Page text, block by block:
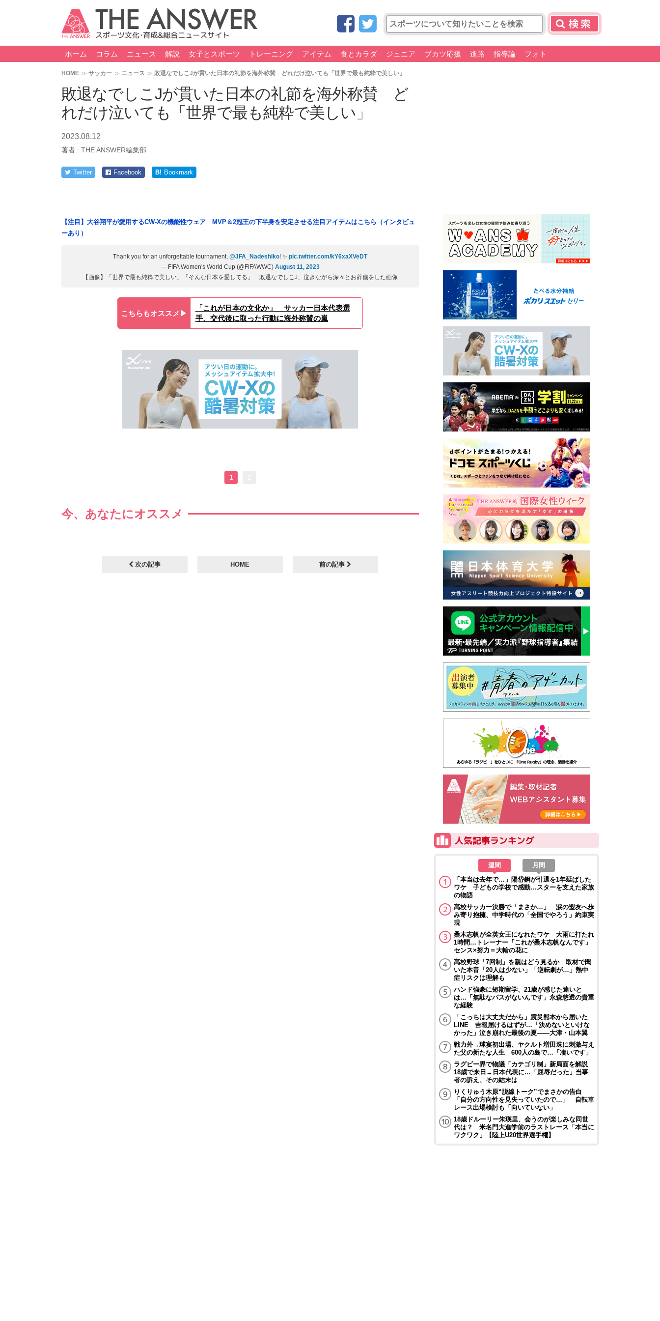
ホーム コラム ニュース 解説 女子とスポーツ トレーニング アイテム 食とカラダ ジュニア ブカツ応援 進路 指導論 フォト
HOME サッカー ニュース 敗退なでしこJが貫いた日本の礼節を海外称賛 どれだけ泣いても「世界で最も純粋で美しい」
敗退なでしこJが貫いた日本の礼節を海外称賛 ど
れだけ泣いても「世界で最も純粋で美しい」
2023.08.12
著者 : THE ANSWER編集部
Twitter Facebook B! Bookmark
【注目】大谷翔平が愛用するCW-Xの機能性ウェア MVP＆2冠王の下半身を安定させる注目アイテムはこちら（インタビュ
ーあり）
Thank you for an unforgettable tournament, @JFA_Nadeshiko! ✨ pic.twitter.com/kY6xaXVeDT
— FIFA Women's World Cup (@FIFAWWC) August 11, 2023
【画像】「世界で最も純粋で美しい」「そんな日本を愛してる」 敗退なでしこJ、泣きながら深々とお辞儀をした画像
こちらもオススメ▶︎
「これが日本の文化か」 サッカー日本代表選
手、交代後に取った行動に海外称賛の嵐
1
今、あなたにオススメ
次の記事 HOME 前の記事
週間
月間
「本当は去年で…」陽岱鋼が引退を1年延ばした
ワケ 子どもの学校で感動…スターを支えた家族
の物語
高校サッカー決勝で「まさか…」 涙の盟友へ歩
み寄り抱擁、中学時代の「全国でやろう」約束実
現
桑木志帆が全英女王になれたワケ 大雨に打たれ
1時間…トレーナー「これが桑木志帆なんです」
センス×努力＝大輪の花に
高校野球「7回制」を親はどう見るか 取材で聞
いた本音「20人は少ない」「逆転劇が…」熱中
症リスクは理解も
ハンド強豪に短期留学、21歳が感じた違いと
は…「無駄なパスがないんです」永森悠透の貴重
な経験
「こっちは大丈夫だから」震災熊本から届いた
LINE 吉報届けるはずが…「決めないといけな
かった」泣き崩れた最後の夏――大津・山本翼
戦力外→球宴初出場、ヤクルト増田珠に刺激与え
た父の新たな人生 600人の島で…「凄いです」
ラグビー界で物議「カテゴリ制」新局面を解説
18歳で来日→日本代表に…「屈辱だった」当事
者の訴え、その結末は
りくりゅう木原“脱線トーク”でまさかの告白
「自分の方向性を見失っていたので…」 自転車
レース出場検討も「向いていない」
18歳ドルーリー朱瑛里、会うのが楽しみな同世
代は？ 米名門大進学前のラストレース「本当に
ワクワク」【陸上U20世界選手権】